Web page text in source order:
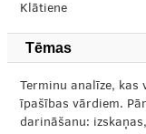
Klātiene
Tēmas
Terminu analīze,
īpašības vārdiem.
darināšanu: